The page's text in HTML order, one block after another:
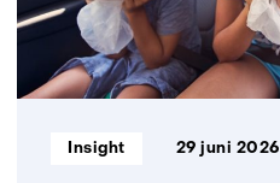
slimmere
logistiek
Informatietype:
Insight 29 juni 2026